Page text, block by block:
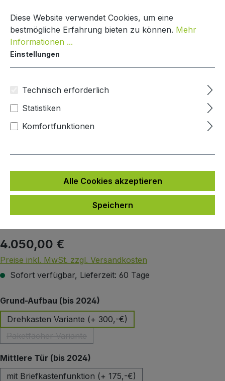
Paketbox Creative Line
Mypaketkasten
Bildergalerie überspringen
Regulärer Preis:
4.050,00 €
Preise inkl. MwSt. zzgl. Versandkosten
Sofort verfügbar, Lieferzeit: 60 Tage
Grund-Aufbau (bis 2024)
Drehkasten Variante (+ 300,-€)
(Diese Option ist zurzeit nicht verfügbar.)
Mittlere Tür (bis 2024)
mit Briefkastenfunktion (+ 175,-€)
Diese Website verwendet Cookies, um eine
bestmögliche Erfahrung bieten zu können. Mehr
Informationen ...
Einstellungen
Technisch erforderlich
Statistiken
Komfortfunktionen
Alle Cookies akzeptieren
Speichern